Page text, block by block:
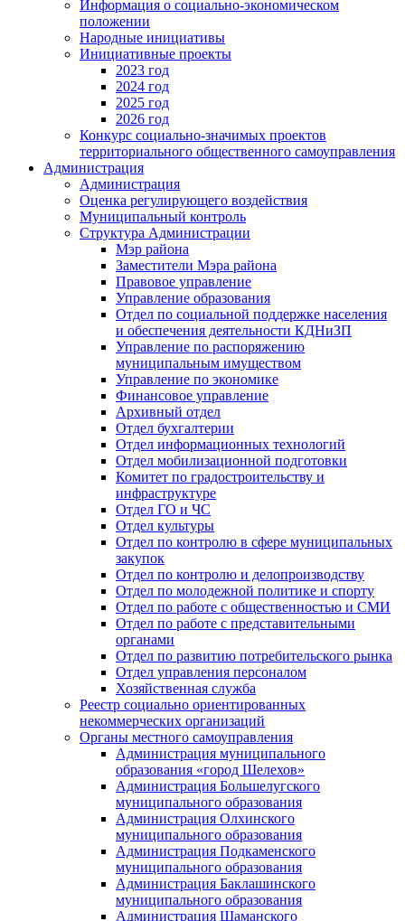
Информация о социально-экономическом
положении
Народные инициативы
Инициативные проекты
2023 год
2024 год
2025 год
2026 год
Конкурс социально-значимых проектов
территориального общественного самоуправления
Администрация
Администрация
Оценка регулирующего воздействия
Муниципальный контроль
Структура Администрации
Мэр района
Заместители Мэра района
Правовое управление
Управление образования
Отдел по социальной поддержке населения
и обеспечения деятельности КДНиЗП
Управление по распоряжению
муниципальным имуществом
Управление по экономике
Финансовое управление
Архивный отдел
Отдел бухгалтерии
Отдел информационных технологий
Отдел мобилизационной подготовки
Комитет по градостроительству и
инфраструктуре
Отдел ГО и ЧС
Отдел культуры
Отдел по контролю в сфере муниципальных
закупок
Отдел по контролю и делопроизводству
Отдел по молодежной политике и спорту
Отдел по работе с общественностью и СМИ
Отдел по работе с представительными
органами
Отдел по развитию потребительского рынка
Отдел управления персоналом
Хозяйственная служба
Реестр социально ориентированных
некоммерческих организаций
Органы местного самоуправления
Администрация муниципального
образования «город Шелехов»
Администрация Большелугского
муниципального образования
Администрация Олхинского
муниципального образования
Администрация Подкаменского
муниципального образования
Администрация Баклашинского
муниципального образования
Администрация Шаманского